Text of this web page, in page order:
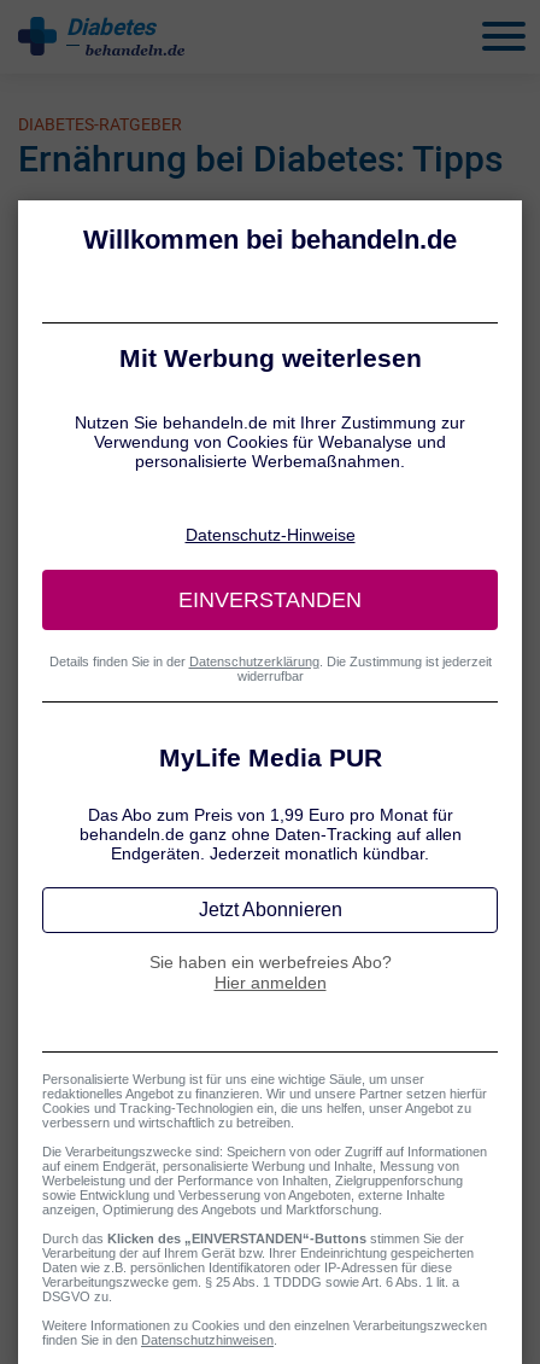
Diabetes
DIABETES-RATGEBER
Ernährung bei Diabetes: Tipps
Ausgewogene Ernährung statt
Die erste Frage, die vielen Menschen mit Diabetes durch den
Kopf geht ist: Was darf ich noch essen? Beginnt ab sofort ein
Leben voller Verbote? Die gute Nachricht lautet: Spezielle
Diabetiker-Lebensmittel und gnadenlose Tabus müssen nicht
Empfehlungen, die auch für Menschen ohne Diabetes
Getreideprodukte, Zucker und Salz nur in Maßen. Eine spezielle
Schulung für Diabetiker erleichtert den Einstieg und hilft, das
nötige Wissen in puncto Ernährung zu erwerben.
Ernährung & Bewegung:
Basistherapie bei Typ-2-Diabetes
Teil der Basistherapie bei Typ-2-Therapie ist neben der